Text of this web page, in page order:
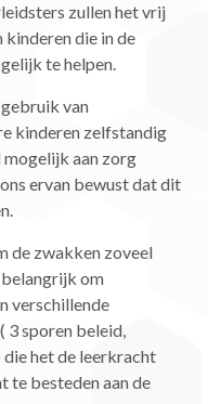
zullen het vrij
kinderen die in de
te helpen.
van
kinderen zelfstandig
mogelijk aan zorg
ervan bewust dat dit
de zwakken zoveel
belangrijk om
verschillende
3 sporen beleid,
het de leerkracht
te besteden aan de